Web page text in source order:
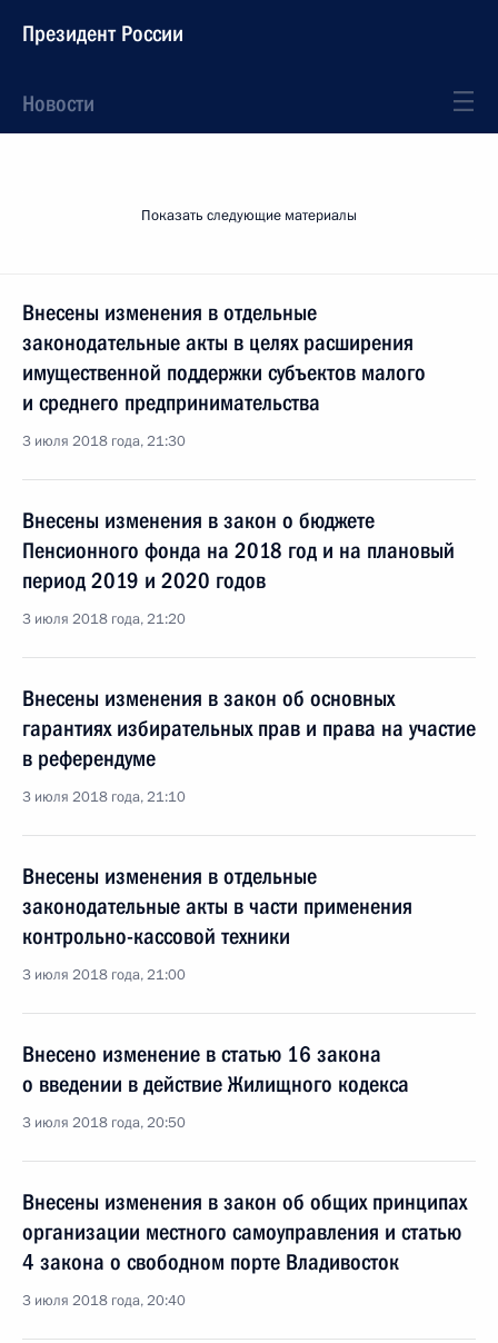
Президент России
Новости
Показать следующие материалы
Внесены изменения в отдельные
законодательные акты в целях расширения
имущественной поддержки субъектов малого
и среднего предпринимательства
3 июля 2018 года, 21:30
Внесены изменения в закон о бюджете
Пенсионного фонда на 2018 год и на плановый
период 2019 и 2020 годов
3 июля 2018 года, 21:20
Внесены изменения в закон об основных
гарантиях избирательных прав и права на участие
в референдуме
3 июля 2018 года, 21:10
Внесены изменения в отдельные
законодательные акты в части применения
контрольно-кассовой техники
3 июля 2018 года, 21:00
Внесено изменение в статью 16 закона
о введении в действие Жилищного кодекса
3 июля 2018 года, 20:50
Внесены изменения в закон об общих принципах
организации местного самоуправления и статью
4 закона о свободном порте Владивосток
3 июля 2018 года, 20:40